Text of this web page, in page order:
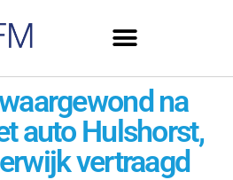
na
auto Hulshorst,
vertraagd